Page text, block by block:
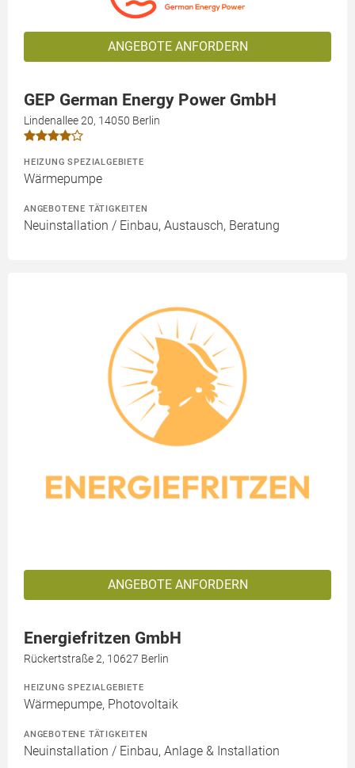
ANGEBOTE ANFORDERN
GEP German Energy Power GmbH
Lindenallee 20, 14050 Berlin
HEIZUNG SPEZIALGEBIETE
Wärmepumpe
ANGEBOTENE TÄTIGKEITEN
Neuinstallation / Einbau, Austausch, Beratung
ANGEBOTE ANFORDERN
Energiefritzen GmbH
Rückertstraße 2, 10627 Berlin
HEIZUNG SPEZIALGEBIETE
Wärmepumpe, Photovoltaik
ANGEBOTENE TÄTIGKEITEN
Neuinstallation / Einbau, Anlage & Installation